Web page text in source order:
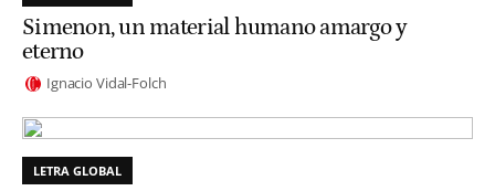
Simenon, un material humano amargo y
eterno
Ignacio Vidal-Folch
LETRA GLOBAL